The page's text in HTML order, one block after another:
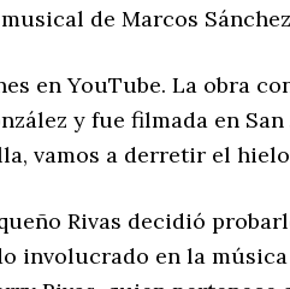
de Marcos
en YouTube. La obra
y fue filmada en San
vamos a derretir el
Rivas decidió
involucrado en la